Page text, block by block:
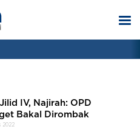
IV, Najirah: OPD
Bakal Dirombak
2022